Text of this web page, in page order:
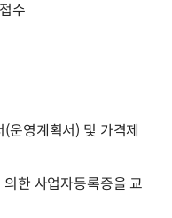
수
운영계획서) 및 가격제
한 사업자등록증을 교